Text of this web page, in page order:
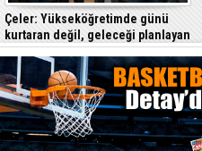
Çeler: Yükseköğretimde günü
kurtaran değil, geleceği planlayan
politikalara ihtiyaç var